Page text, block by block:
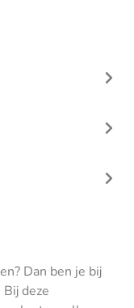
Dan ben je bij
deze